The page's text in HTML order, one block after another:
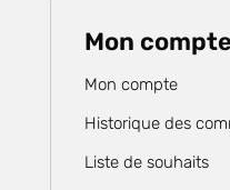
Mon compte
Mon compte
Historique des
Liste de souhaits